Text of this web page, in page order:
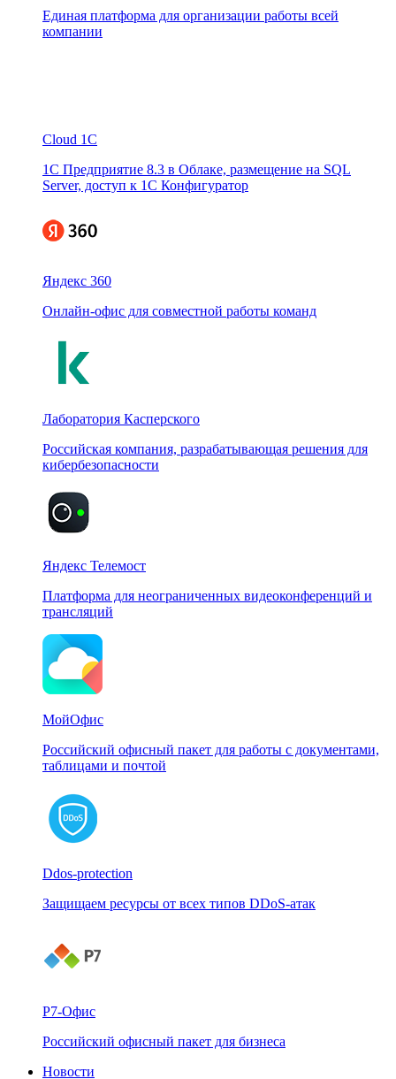
Единая платформа для организации работы всей
компании
Cloud 1C
1С Предприятие 8.3 в Облаке, размещение на SQL
Server, доступ к 1С Конфигуратор
Яндекс 360
Онлайн-офис для совместной работы команд
Лаборатория Касперского
Российская компания, разрабатывающая решения для
кибербезопасности
Яндекс Телемост
Платформа для неограниченных видеоконференций и
трансляций
МойОфис
Российский офисный пакет для работы с документами,
таблицами и почтой
Ddos-protection
Защищаем ресурсы от всех типов DDoS-атак
Р7-Офис
Российский офисный пакет для бизнеса
Новости